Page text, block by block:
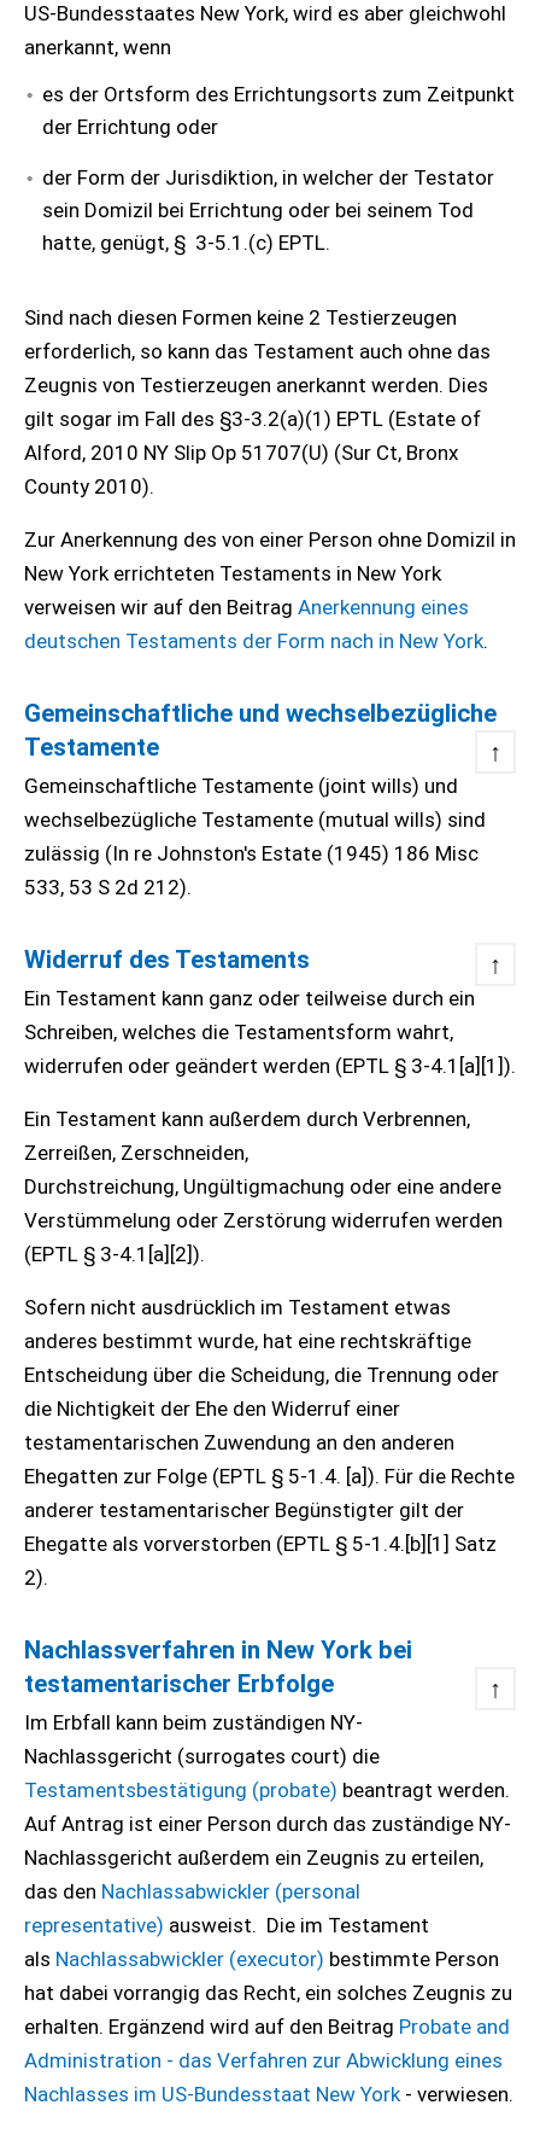
US-Bundesstaates New York, wird es aber gleichwohl
anerkannt, wenn
es der Ortsform des Errichtungsorts zum Zeitpunkt
der Errichtung oder
der Form der Jurisdiktion, in welcher der Testator
sein Domizil bei Errichtung oder bei seinem Tod
hatte, genügt, § 3-5.1.(c) EPTL.
Sind nach diesen Formen keine 2 Testierzeugen
erforderlich, so kann das Testament auch ohne das
Zeugnis von Testierzeugen anerkannt werden. Dies
gilt sogar im Fall des §3-3.2(a)(1) EPTL (Estate of
Alford, 2010 NY Slip Op 51707(U) (Sur Ct, Bronx
County 2010).
Zur Anerkennung des von einer Person ohne Domizil in
New York errichteten Testaments in New York
verweisen wir auf den Beitrag Anerkennung eines
deutschen Testaments der Form nach in New York.
Gemeinschaftliche und wechselbezügliche
Testamente
↑
Gemeinschaftliche Testamente (joint wills) und
wechselbezügliche Testamente (mutual wills) sind
zulässig (In re Johnston's Estate (1945) 186 Misc
533, 53 S 2d 212).
Widerruf des Testaments ↑
Ein Testament kann ganz oder teilweise durch ein
Schreiben, welches die Testamentsform wahrt,
widerrufen oder geändert werden (EPTL § 3-4.1[a][1]).
Ein Testament kann außerdem durch Verbrennen,
Zerreißen, Zerschneiden,
Durchstreichung, Ungültigmachung oder eine andere
Verstümmelung oder Zerstörung widerrufen werden
(EPTL § 3-4.1[a][2]).
Sofern nicht ausdrücklich im Testament etwas
anderes bestimmt wurde, hat eine rechtskräftige
Entscheidung über die Scheidung, die Trennung oder
die Nichtigkeit der Ehe den Widerruf einer
testamentarischen Zuwendung an den anderen
Ehegatten zur Folge (EPTL § 5-1.4. [a]). Für die Rechte
anderer testamentarischer Begünstigter gilt der
Ehegatte als vorverstorben (EPTL § 5-1.4.[b][1] Satz
2).
Nachlassverfahren in New York bei
testamentarischer Erbfolge
↑
Im Erbfall kann beim zuständigen NY-
Nachlassgericht (surrogates court) die
Testamentsbestätigung (probate) beantragt werden.
Auf Antrag ist einer Person durch das zuständige NY-
Nachlassgericht außerdem ein Zeugnis zu erteilen,
das den Nachlassabwickler (personal
representative) ausweist. Die im Testament
als Nachlassabwickler (executor) bestimmte Person
hat dabei vorrangig das Recht, ein solches Zeugnis zu
erhalten. Ergänzend wird auf den Beitrag Probate and
Administration - das Verfahren zur Abwicklung eines
Nachlasses im US-Bundesstaat New York- verwiesen.